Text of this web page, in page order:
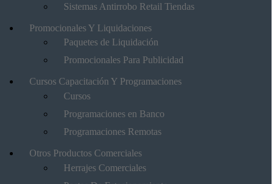
Sistemas Antirrobo Retail Tiendas
Promocionales Y Liquidaciones
Paquetes de Liquidación
Promocionales Para Publicidad
Cursos Capacitación Y Programaciones
Cursos
Programaciones en Banco
Programaciones Remotas
Otros Productos Comerciales
Herrajes Comerciales